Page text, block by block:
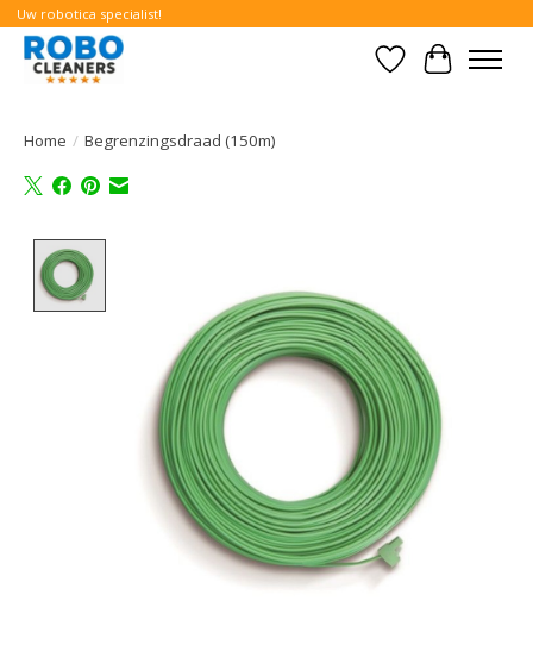
Uw robotica specialist!
Verlanglijst
Home / Begrenzingsdraad (150m)